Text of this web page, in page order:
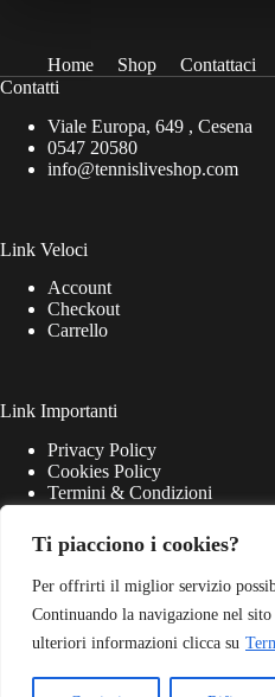
Ti piacciono i cookies?
Per offrirti il miglior servizio
Continuando la navigazione nel
ulteriori informazioni clicca su
Home Shop Contattaci
Contatti
Viale Europa, 649 , Cesena
0547 20580
info@tennisliveshop.com
Link Veloci
Account
Checkout
Carrello
Link Importanti
Privacy Policy
Cookies Policy
Termini & Condizioni